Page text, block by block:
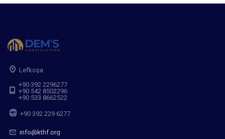
Lefkoşa
+90 392 2296277
+90 542 8502296
+90 533 8662522
+90 392 229 6277
info@kthf.org